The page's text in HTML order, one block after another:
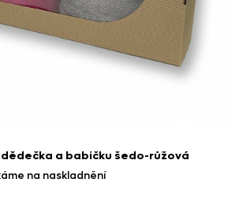
a babičku šedo-růžová
na naskladnění